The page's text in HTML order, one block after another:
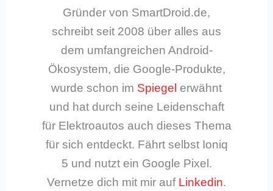
Gründer von SmartDroid.de,
schreibt seit 2008 über alles aus
dem umfangreichen Android-
Ökosystem, die Google-Produkte,
wurde schon im Spiegel erwähnt
und hat durch seine Leidenschaft
für Elektroautos auch dieses Thema
für sich entdeckt. Fährt selbst Ioniq
5 und nutzt ein Google Pixel.
Vernetze dich mit mir auf Linkedin.